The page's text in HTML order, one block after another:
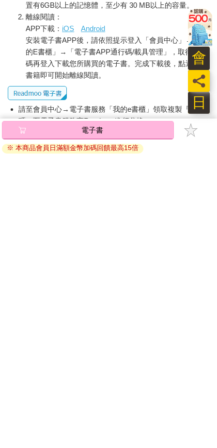
又是那個大胃王節目。伍仁實原本對這種浪費食物的節目沒什麼
興趣，自從有一次去隔壁陪阿財看過一段，才開始留意起這個百
戰百勝的美少女。
說也奇怪，明知道冠軍必然是她，還是有無數觀眾守在電視前，
只為了看她壓倒性勝利的那一刻，大概「小女子」、「大胃
王」，這種巨大的反差勝利，看起來特別爽吧。就連伍仁實自己
雖然不會特意追節目，可是一旦切到就捨不得轉台。
果不其然，比賽不到十分鐘就（實質意義上）結束了。
伍仁實端出煮好的薑茶放到桌上，回頭去煮泡麵 ── 他只有一個
卡式爐。等他吃完泡麵開始喝薑茶時，節目已經在頒獎了。
置有6GB以上的記憶體，至少有 30 MB以上的容量。
離線閱讀：
APP下載： iOS
Android
安裝電子書APP後，請依照提示登入「會員中心」→「我
的E書櫃」→「電子書APP通行碼/載具管理」，取得通行
碼再登入下載您所購買的電子書。完成下載後，點選任一
書籍即可開始離線閱讀。
請至會員中心→電子書服務「我的e書櫃」領取複製『兌換
碼』至電子書服務商Readmoo進行兌換。
退換貨須知：
因版權保護，您在金石堂所購買的電子書僅能以金石堂專屬
電子書
※ 本商品會員日滿額金幣加碼回饋最高15倍
日
員
會